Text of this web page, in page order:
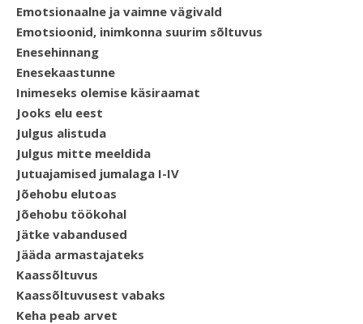
Emotsionaalne ja vaimne vägivald
Emotsioonid, inimkonna suurim sõltuvus
Enesehinnang
Enesekaastunne
Inimeseks olemise käsiraamat
Jooks elu eest
Julgus alistuda
Julgus mitte meeldida
Jutuajamised jumalaga I-IV
Jõehobu elutoas
Jõehobu töökohal
Jätke vabandused
Jääda armastajateks
Kaassõltuvus
Kaassõltuvusest vabaks
Keha peab arvet